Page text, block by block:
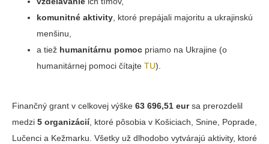
komunitné aktivity , ktoré prepájali majoritu a ukrajinskú
menšinu,
a tiež humanitárnu pomoc priamo na Ukrajine (o
humanitárnej pomoci čítajteTU).
Finančný grant v celkovej výške 63 696,51 eursa prerozdelil
medzi 5 organizácií, ktoré pôsobia v Košiciach, Snine, Poprade,
Lučenci a Kežmarku. Všetky už dlhodobo vytvárajú aktivity, ktoré